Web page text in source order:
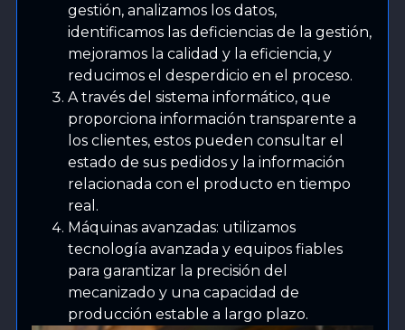
gestión, analizamos los datos,
identificamos las deficiencias de la gestión,
mejoramos la calidad y la eficiencia, y
reducimos el desperdicio en el proceso.
A través del sistema informático, que
proporciona información transparente a
los clientes, estos pueden consultar el
estado de sus pedidos y la información
relacionada con el producto en tiempo
real.
Máquinas avanzadas: utilizamos
tecnología avanzada y equipos fiables
para garantizar la precisión del
mecanizado y una capacidad de
producción estable a largo plazo.